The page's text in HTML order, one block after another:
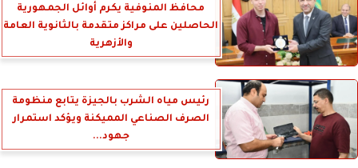
محافظ المنوفية يكرم أوائل الجمهورية
الحاصلين على مراكز متقدمة بالثانوية العامة
والأزهرية
رئيس مياه الشرب بالجيزة يتابع منظومة
الصرف الصناعي المميكنة ويؤكد استمرار
جهود...